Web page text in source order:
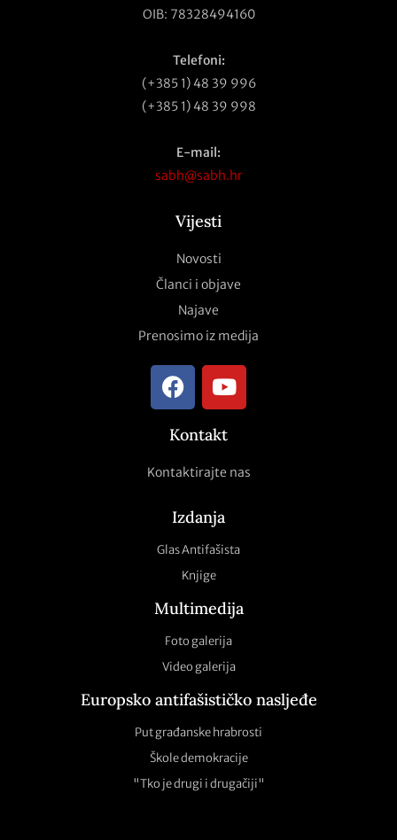
OIB: 78328494160
Telefoni:
(+385 1) 48 39 996
(+385 1) 48 39 998
E-mail:
sabh@sabh.hr
Vijesti
Novosti
Članci i objave
Najave
Prenosimo iz medija
Kontakt
Kontaktirajte nas
Izdanja
Glas Antifašista
Knjige
Multimedija
Foto galerija
Video galerija
Europsko antifašističko nasljeđe
Put građanske hrabrosti
Škole demokracije
"Tko je drugi i drugačiji"